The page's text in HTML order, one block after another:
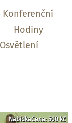
Konferenční
Hodiny
Osvětlení
NabídkaCena: 500 kč